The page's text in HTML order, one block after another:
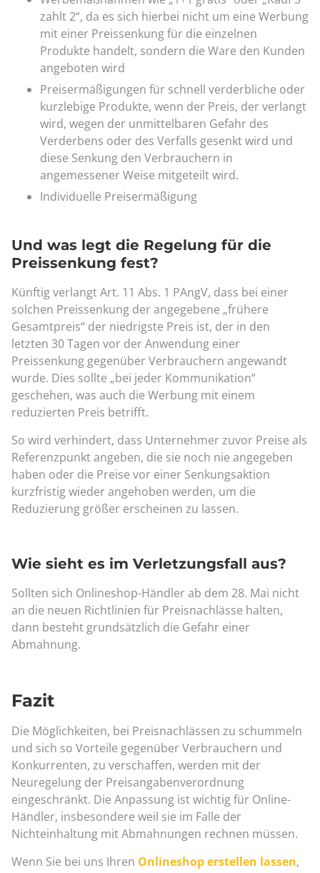
zahlt 2“, da es sich hierbei nicht um eine Werbung
mit einer Preissenkung für die einzelnen
Produkte handelt, sondern die Ware den Kunden
angeboten wird
Preisermäßigungen für schnell verderbliche oder
kurzlebige Produkte, wenn der Preis, der verlangt
wird, wegen der unmittelbaren Gefahr des
Verderbens oder des Verfalls gesenkt wird und
diese Senkung den Verbrauchern in
angemessener Weise mitgeteilt wird.
Individuelle Preisermäßigung
Und was legt die Regelung für die
Preissenkung fest?
Künftig verlangt Art. 11 Abs. 1 PAngV, dass bei einer
solchen Preissenkung der angegebene „frühere
Gesamtpreis“ der niedrigste Preis ist, der in den
letzten 30 Tagen vor der Anwendung einer
Preissenkung gegenüber Verbrauchern angewandt
wurde. Dies sollte „bei jeder Kommunikation“
geschehen, was auch die Werbung mit einem
reduzierten Preis betrifft.
So wird verhindert, dass Unternehmer zuvor Preise als
Referenzpunkt angeben, die sie noch nie angegeben
haben oder die Preise vor einer Senkungsaktion
kurzfristig wieder angehoben werden, um die
Reduzierung größer erscheinen zu lassen.
Wie sieht es im Verletzungsfall aus?
Sollten sich Onlineshop-Händler ab dem 28. Mai nicht
an die neuen Richtlinien für Preisnachlässe halten,
dann besteht grundsätzlich die Gefahr einer
Abmahnung.
Fazit
Die Möglichkeiten, bei Preisnachlässen zu schummeln
und sich so Vorteile gegenüber Verbrauchern und
Konkurrenten, zu verschaffen, werden mit der
Neuregelung der Preisangabenverordnung
eingeschränkt. Die Anpassung ist wichtig für Online-
Händler, insbesondere weil sie im Falle der
Nichteinhaltung mit Abmahnungen rechnen müssen.
Wenn Sie bei uns Ihren Onlineshop erstellen lassen,